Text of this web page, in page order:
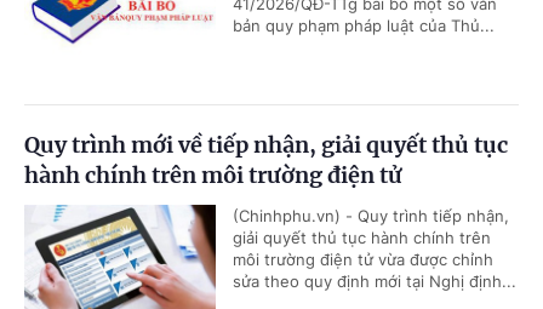
bản quy phạm pháp luật của Thủ...
Quy trình mới về tiếp nhận, giải quyết thủ tục
hành chính trên môi trường điện tử
(Chinhphu.vn) - Quy trình tiếp nhận,
giải quyết thủ tục hành chính trên
môi trường điện tử vừa được chỉnh
sửa theo quy định mới tại Nghị định...